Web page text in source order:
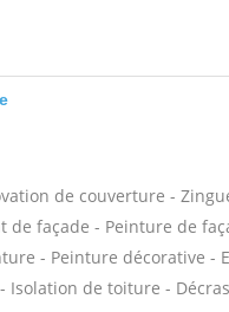
de couverture -
de façade - Peinture de
- Peinture décorative -
Isolation de toiture -